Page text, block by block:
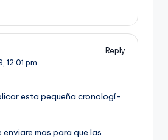
Reply
12:01 pm
esta pequeña cronologí­
enviare mas para que las